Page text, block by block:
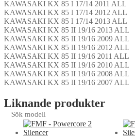
KAWASAKI KX 85 I 17/14 2011 ALL
KAWASAKI KX 85 I 17/14 2012 ALL
KAWASAKI KX 85 I 17/14 2013 ALL
KAWASAKI KX 85 II 19/16 2013 ALL
KAWASAKI KX 85 II 19/16 2009 ALL
KAWASAKI KX 85 II 19/16 2012 ALL
KAWASAKI KX 85 II 19/16 2011 ALL
KAWASAKI KX 85 II 19/16 2010 ALL
KAWASAKI KX 85 II 19/16 2008 ALL
KAWASAKI KX 85 II 19/16 2007 ALL
Liknande produkter
Sök modell